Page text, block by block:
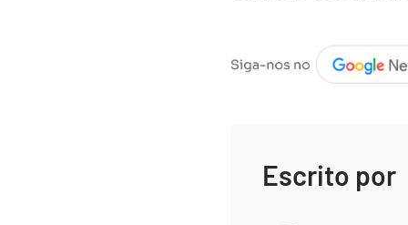
Escrito por